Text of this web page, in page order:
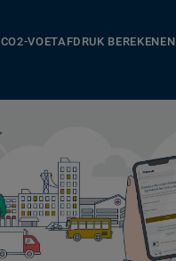
CO2-VOETAFDRUK BEREKENEN